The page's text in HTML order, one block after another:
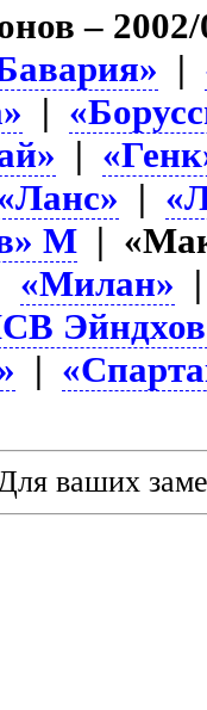
–
|
|
|
|
М |
«Милан»
|
ваших